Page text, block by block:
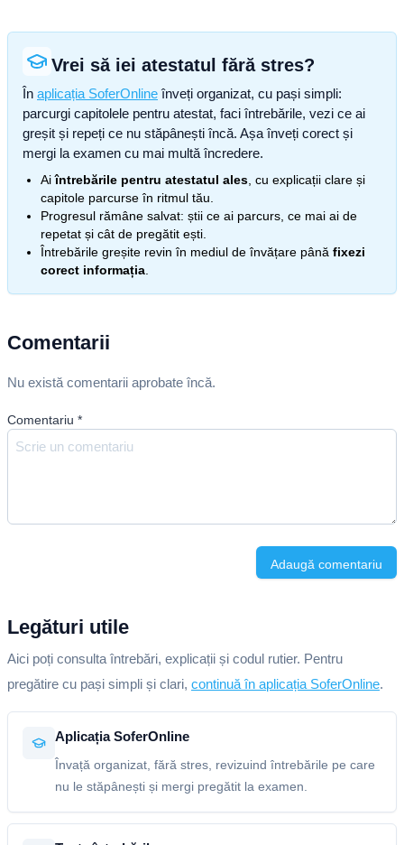
Vrei să iei atestatul fără stres?
În aplicația SoferOnline înveți organizat, cu pași simpli:
parcurgi capitolele pentru atestat, faci întrebările, vezi ce ai
greșit și repeți ce nu stăpânești încă. Așa înveți corect și
mergi la examen cu mai multă încredere.
Aiîntrebările pentru atestatul ales , cu explicații clare și
capitole parcurse în ritmul tău.
Progresul rămâne salvat: știi ce ai parcurs, ce mai ai de
repetat și cât de pregătit ești.
Întrebările greșite revin în mediul de învățare până fixezi
corect informația
Comentarii
Nu există comentarii aprobate încă.
Comentariu *
Adaugă comentariu
Legături utile
Aici poți consulta întrebări, explicații și codul rutier. Pentru
pregătire cu pași simpli și clari, continuă în aplicația SoferOnline.
Aplicația SoferOnline
Învață organizat, fără stres, revizuind întrebările pe care
nu le stăpânești și mergi pregătit la examen.